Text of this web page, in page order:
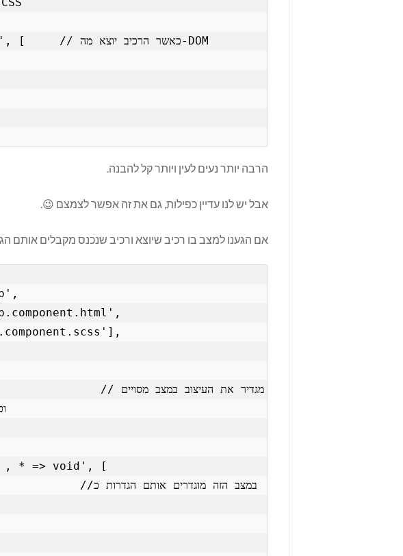
הרבה יותר נעים לעין ויותר קל להבנה.
אבל יש לנו עדיין כפילות, גם את זה אפשר לצמצם 😉.
אם הגענו למצב בו רכיב שיוצא ורכיב שנכנס מקבלים אותם